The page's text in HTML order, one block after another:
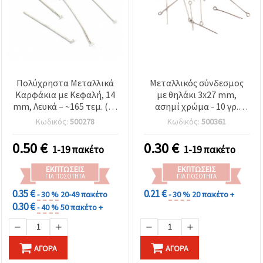
Πολύχρηστα Μεταλλικά
Καρφάκια με Κεφαλή, 14
mm, Λευκά – ~165 τεμ. (10
g), Ιδανικά για
Δημιουργικά Σχέδια
Κοσμημάτων
Κωδικός: 500278
0.50€ 1-19 πακέτο
ΕΚΠΤΏΣΕΙΣ
ΓΙΑ ΠΟΣΌΤΗΤΑ
0.35 €- 30 % 20-49 πακέτο
0.30 €- 40 %50 πακέτο +
ΑΓΟΡΆ
Μεταλλικός σύνδεσμος
με θηλάκι 3x27 mm,
ασημί χρώμα - 10 γρ.
(~107 τεμ.)
Κωδικός: 500361
0.30€ 1-19 πακέτο
ΕΚΠΤΏΣΕΙΣ
ΓΙΑ ΠΟΣΌΤΗΤΑ
0.21 €- 30 % 20 πακέτο +
ΑΓΟΡΆ